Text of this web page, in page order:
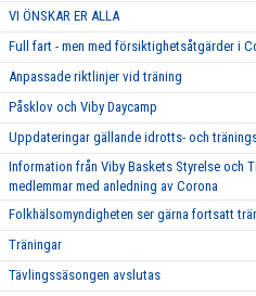
VI ÖNSKAR ER ALLA
Full fart - men med försiktighetsåtgärder i
Anpassade riktlinjer vid träning
Påsklov och Viby Daycamp
Uppdateringar gällande idrotts- och
Information från Viby Baskets Styrelse och
medlemmar med anledning av Corona
Folkhälsomyndigheten ser gärna fortsatt
Träningar
Tävlingssäsongen avslutas